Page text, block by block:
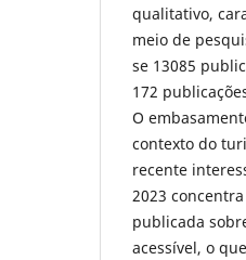
qualitativo,
meio de
se 13085
172
O
contexto do
recente
2023
publicada
acessível, o